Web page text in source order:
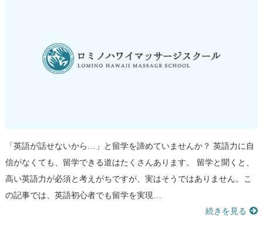
「英語が話せないから…」と留学を諦めていませんか？ 英語力に自
信がなくても、留学できる道はたくさんあります。 留学と聞くと、
高い英語力が必須と考えがちですが、実はそうではありません。こ
の記事では、英語初心者でも留学を実現…
続きを見る